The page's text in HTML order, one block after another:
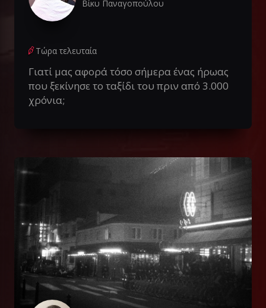
Βίκυ Παναγοπούλου
Τώρα τελευταία
Γιατί μας αφορά τόσο σήμερα ένας ήρωας
που ξεκίνησε το ταξίδι του πριν από 3.000
χρόνια;